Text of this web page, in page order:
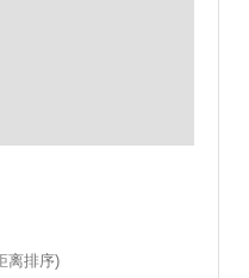
离排序)